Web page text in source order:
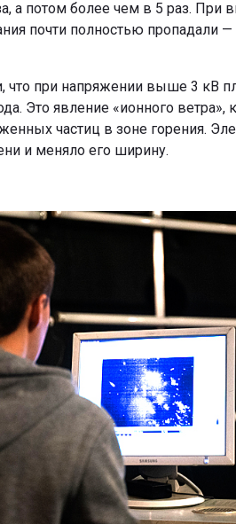
а потом более чем в 5 раз. При
почти полностью пропадали
что при напряжении выше 3 кВ
Это явление «ионного ветра»,
частиц в зоне горения.
и меняло его ширину.